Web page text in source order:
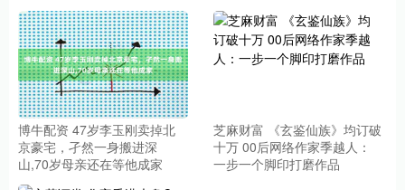
博牛配资 47岁李玉刚卖掉北
京豪宅，孑然一身搬进深
山,70岁母亲还在等他成家
芝麻财富 《玄鉴仙族》均订破
十万 00后网络作家季越人：
一步一个脚印打磨作品